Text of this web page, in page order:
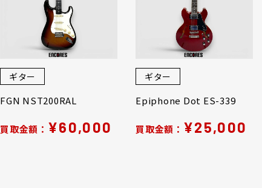
ギター
FGN NST200RAL
買取金額： ¥60,000
ギター
Epiphone Dot ES-339
買取金額： ¥25,000